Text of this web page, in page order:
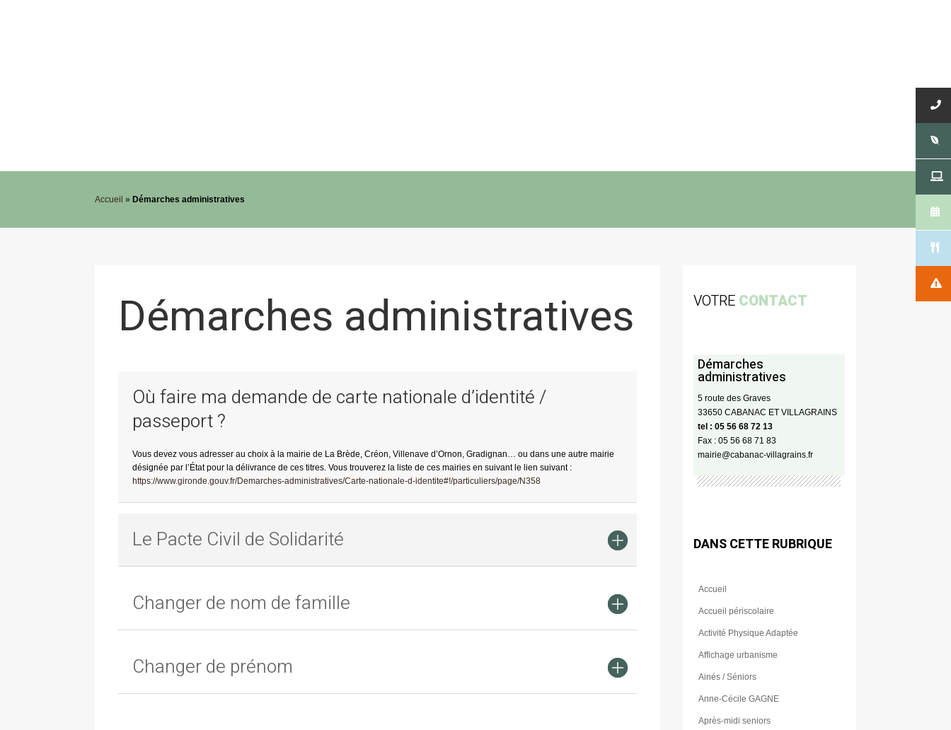
Accueil »Démarches administratives
Démarches administratives
Où faire ma demande de carte nationale d’identité /
passeport ?
Vous devez vous adresser au choix à la mairie de La Brède, Créon, Villenave d’Ornon, Gradignan… ou dans une autre mairie
désignée par l’État pour la délivrance de ces titres. Vous trouverez la liste de ces mairies en suivant le lien suivant :
https://www.gironde.gouv.fr/Demarches-administratives/Carte-nationale-d-identite#!/particuliers/page/N358
Le Pacte Civil de Solidarité
Changer de nom de famille
Changer de prénom
VOTRE CONTACT
Démarches
administratives
5 route des Graves
33650 CABANAC ET VILLAGRAINS
tel : 05 56 68 72 13
Fax : 05 56 68 71 83
mairie@cabanac-villagrains.fr
DANS CETTE RUBRIQUE
Accueil
Accueil périscolaire
Activité Physique Adaptée
Affichage urbanisme
Ainés / Séniors
Anne-Cécile GAGNE
Après-midi seniors